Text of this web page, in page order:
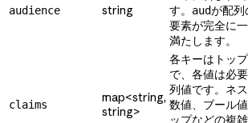
audience string
す。
audが配列
要素が完全に
満たします。
claims
map<string,
string>
各キーはトッ
で、各値は必
列値です。ネ
数値、ブール
ップなどの複